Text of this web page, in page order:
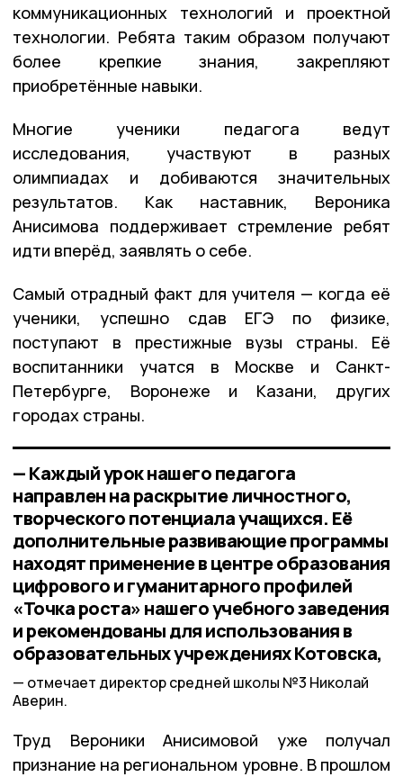
коммуникационных технологий и проектной
технологии. Ребята таким образом получают
более крепкие знания, закрепляют
приобретённые навыки.
Многие ученики педагога ведут
исследования, участвуют в разных
олимпиадах и добиваются значительных
результатов. Как наставник, Вероника
Анисимова поддерживает стремление ребят
идти вперёд, заявлять о себе.
Самый отрадный факт для учителя — когда её
ученики, успешно сдав ЕГЭ по физике,
поступают в престижные вузы страны. Её
воспитанники учатся в Москве и Санкт-
Петербурге, Воронеже и Казани, других
городах страны.
— Каждый урок нашего педагога
направлен на раскрытие личностного,
творческого потенциала учащихся. Её
дополнительные развивающие программы
находят применение в центре образования
цифрового и гуманитарного профилей
«Точка роста» нашего учебного заведения
и рекомендованы для использования в
образовательных учреждениях Котовска,
отмечает директор средней школы №3 Николай
Аверин.
Труд Вероники Анисимовой уже получал
признание на региональном уровне. В прошлом